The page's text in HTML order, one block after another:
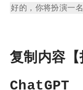
好的，你将扮演一
复制内容
ChatGPT